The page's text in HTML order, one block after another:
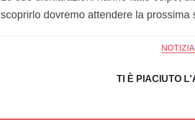
scoprirlo dovremo attendere la prossima
NOTIZIA
TI È PIACIUTO